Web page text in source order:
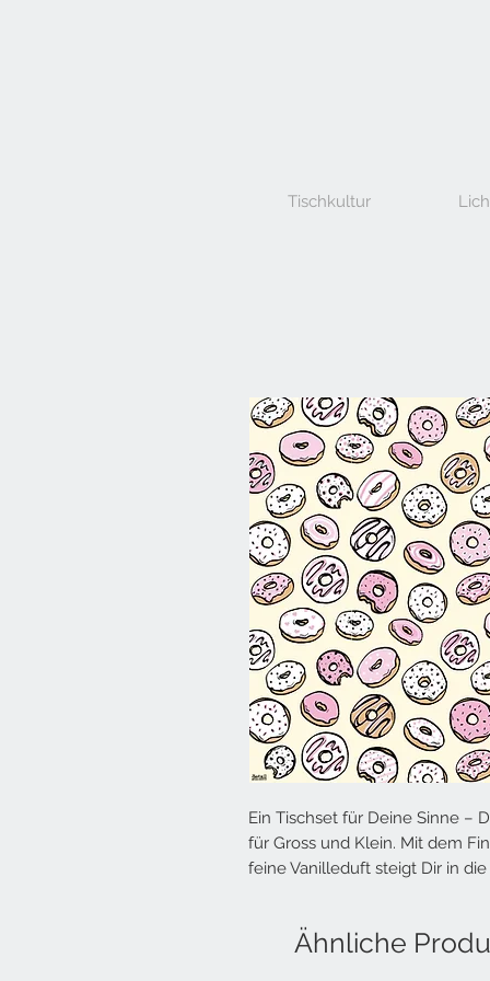
Tischkultur
Ähnliche
Ein Tischset für Deine Sinne –
für Gross und Klein. Mit dem
feine Vanilleduft steigt Dir in